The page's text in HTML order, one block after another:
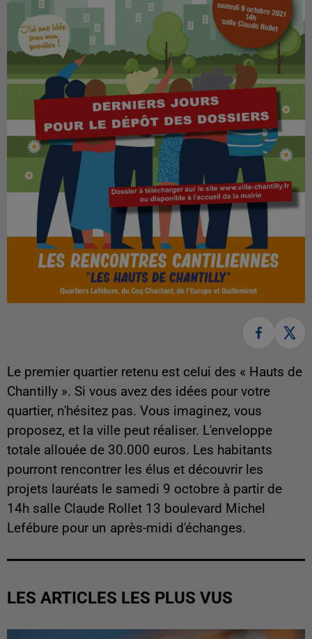
Le premier quartier retenu est celui des « Hauts de
Chantilly ». Si vous avez des idées pour votre
quartier, n'hésitez pas. Vous imaginez, vous
proposez, et la ville peut réaliser. L'enveloppe
totale allouée de 30.000 euros. Les habitants
pourront rencontrer les élus et découvrir les
projets lauréats le samedi 9 octobre à partir de
14h salle Claude Rollet 13 boulevard Michel
Lefébure pour un après-midi d'échanges.
LES ARTICLES LES PLUS VUS